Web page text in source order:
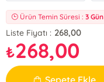
Ürün Temin Süresi :3 Gün
Liste Fiyatı : 268,00
₺268,00